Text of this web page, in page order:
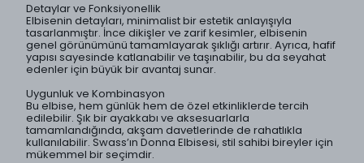
Detaylar ve Fonksiyonellik
Elbisenin detayları, minimalist bir estetik anlayışıyla
tasarlanmıştır. İnce dikişler ve zarif kesimler, elbisenin
genel görünümünü tamamlayarak şıklığı artırır. Ayrıca, hafif
yapısı sayesinde katlanabilir ve taşınabilir, bu da seyahat
edenler için büyük bir avantaj sunar.
Uygunluk ve Kombinasyon
Bu elbise, hem günlük hem de özel etkinliklerde tercih
edilebilir. Şık bir ayakkabı ve aksesuarlarla
tamamlandığında, akşam davetlerinde de rahatlıkla
kullanılabilir. Swass’ın Donna Elbisesi, stil sahibi bireyler için
mükemmel bir seçimdir.